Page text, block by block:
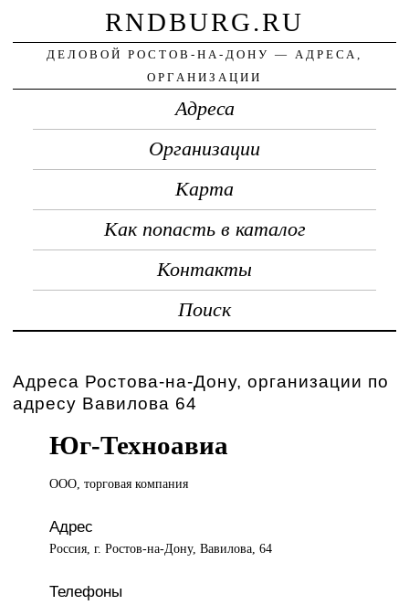
RNDBURG.RU
ДЕЛОВОЙ РОСТОВ-НА-ДОНУ — АДРЕСА,
ОРГАНИЗАЦИИ
Адреса
Организации
Карта
Как попасть в каталог
Контакты
Поиск
Адреса Ростова-на-Дону, организации по
адресу Вавилова 64
Юг-Техноавиа
ООО, торговаякомпания
Адрес
Россия, г. Ростов-на-Дону, Вавилова, 64
Телефоны